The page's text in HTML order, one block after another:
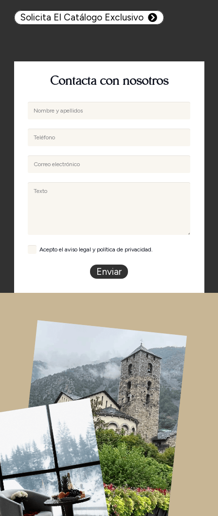
Solicita El Catálogo Exclusivo
Contacta con nosotros
Acepto el aviso legal y política de privacidad.
Enviar